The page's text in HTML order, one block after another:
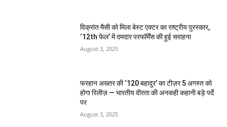
विक्रांत मैसी को मिला बेस्ट एक्टर का राष्ट्रीय पुरस्कार,
‘12th फेल’ में दमदार परफॉर्मेंस की हुई सराहना
August 3, 2025
फरहान अख्तर की ‘120 बहादुर’ का टीज़र 5 अगस्त को
होगा रिलीज़ — भारतीय वीरता की अनकही कहानी बड़े पर्दे
पर
August 3, 2025